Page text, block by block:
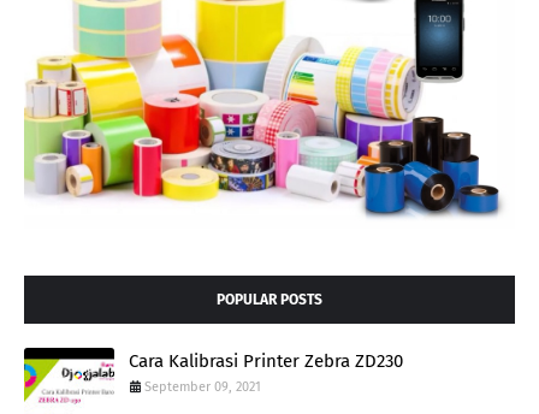
POPULAR POSTS
Cara Kalibrasi Printer Zebra ZD230
September 09, 2021